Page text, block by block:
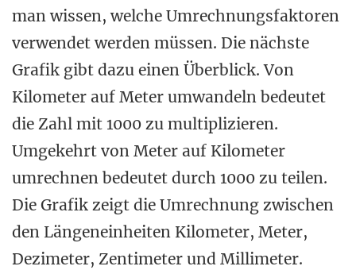
man wissen, welche Umrechnungsfaktoren
verwendet werden müssen. Die nächste
Grafik gibt dazu einen Überblick. Von
Kilometer auf Meter umwandeln bedeutet
die Zahl mit 1000 zu multiplizieren.
Umgekehrt von Meter auf Kilometer
umrechnen bedeutet durch 1000 zu teilen.
Die Grafik zeigt die Umrechnung zwischen
den Längeneinheiten Kilometer, Meter,
Dezimeter, Zentimeter und Millimeter.